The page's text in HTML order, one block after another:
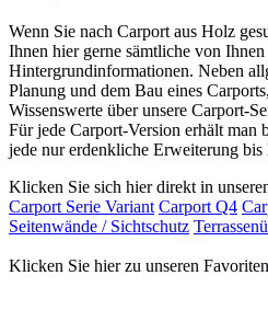
Wenn Sie nach Carport aus Holz
Ihnen hier gerne sämtliche von Ihnen
Hintergrundinformationen. Neben
Planung und dem Bau eines
Wissenswerte über unsere Carport-
Für jede Carport-Version erhält man
jede nur erdenkliche Erweiterung
Klicken Sie sich hier direkt in
Carport Serie Variant Carport Q4
Seitenwände / Sichtschutz
Klicken Sie hier zu unseren